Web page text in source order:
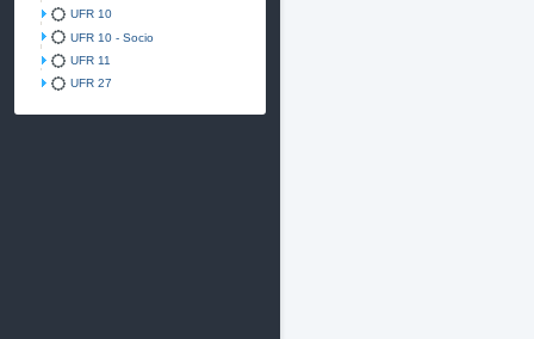
UFR 10
UFR 10 - Socio
UFR 11
UFR 27